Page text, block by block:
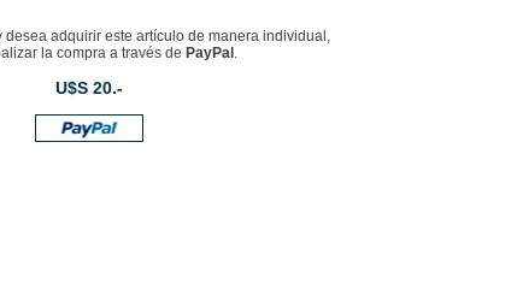
desea adquirir este artículo de manera individual,
la compra a través de PayPal .
U$S 20.-